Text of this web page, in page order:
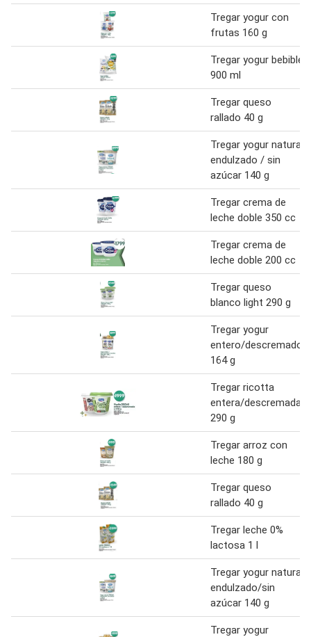
Tregar yogur con
frutas 160 g
Tregar yogur bebible
900 ml
Tregar queso
rallado 40 g
Tregar yogur natural
endulzado / sin
azúcar 140 g
Tregar crema de
leche doble 350 cc
Tregar crema de
leche doble 200 cc
Tregar queso
blanco light 290 g
Tregar yogur
entero/descremado
164 g
Tregar ricotta
entera/descremada
290 g
Tregar arroz con
leche 180 g
Tregar queso
rallado 40 g
Tregar leche 0%
lactosa 1 l
Tregar yogur natural
endulzado/sin
azúcar 140 g
Tregar yogur